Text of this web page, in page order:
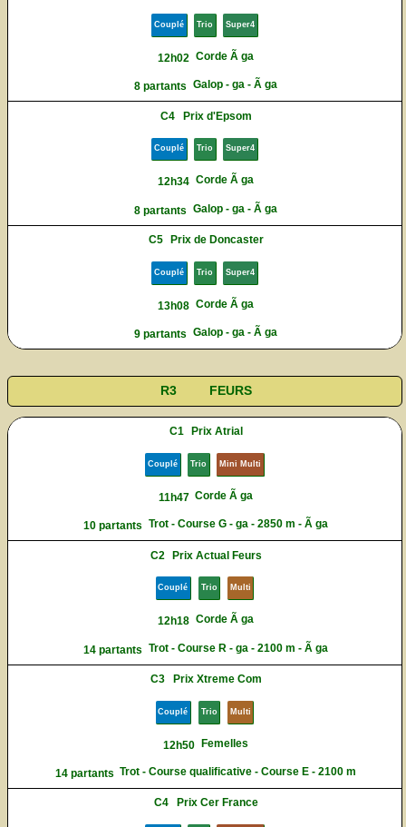
Couplé Trio Super4
12h02 Corde Ã ga
8 partants Galop - ga - Ã ga
C4 Prix d'Epsom
Couplé Trio Super4
12h34 Corde Ã ga
8 partants Galop - ga - Ã ga
C5 Prix de Doncaster
Couplé Trio Super4
13h08 Corde Ã ga
9 partants Galop - ga - Ã ga
R3 FEURS
C1 Prix Atrial
Couplé Trio Mini Multi
11h47 Corde Ã ga
10 partants Trot - Course G - ga - 2850 m - Ã ga
C2 Prix Actual Feurs
Couplé Trio Multi
12h18 Corde Ã ga
14 partants Trot - Course R - ga - 2100 m - Ã ga
C3 Prix Xtreme Com
Couplé Trio Multi
12h50 Femelles
14 partants Trot - Course qualificative - Course E - 2100 m
C4 Prix Cer France